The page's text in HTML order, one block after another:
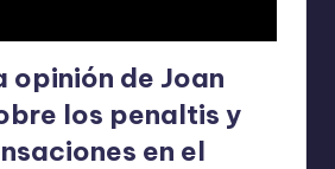
opinión de Joan
los penaltis y
en el